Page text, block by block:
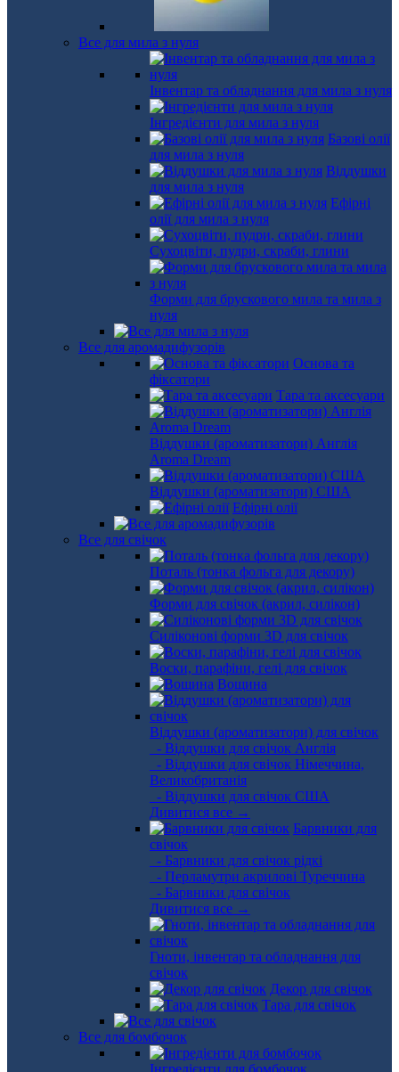
Все для мила з нуля
Інвентар та обладнання для мила з нуля
Інгредієнти для мила з нуля
Базові олії
для мила з нуля
Віддушки
для мила з нуля
Ефірні
олії для мила з нуля
Сухоцвіти, пудри, скраби, глини
Форми для брускового мила та мила з
нуля
Все для аромадифузорів
Основа та
фіксатори
Тара та аксесуари
Віддушки (ароматизатори) Англія
Aroma Dream
Віддушки (ароматизатори) США
Ефірні олії
Все для свічок
Поталь (тонка фольга для декору)
Форми для свічок (акрил, силікон)
Силіконові форми 3D для свічок
Воски, парафіни, гелі для свічок
Вощина
Віддушки (ароматизатори) для свічок
- Віддушки для свічок Англія
- Віддушки для свічок Німеччина,
Великобританія
- Віддушки для свічок США
Дивитися все →
Барвники для
свічок
- Барвники для свічок рідкі
- Перламутри акрилові Туреччина
- Барвники для свічок
Дивитися все →
Гноти, інвентар та обладнання для
свічок
Декор для свічок
Тара для свічок
Все для бомбочок
Інгредієнти для бомбочок